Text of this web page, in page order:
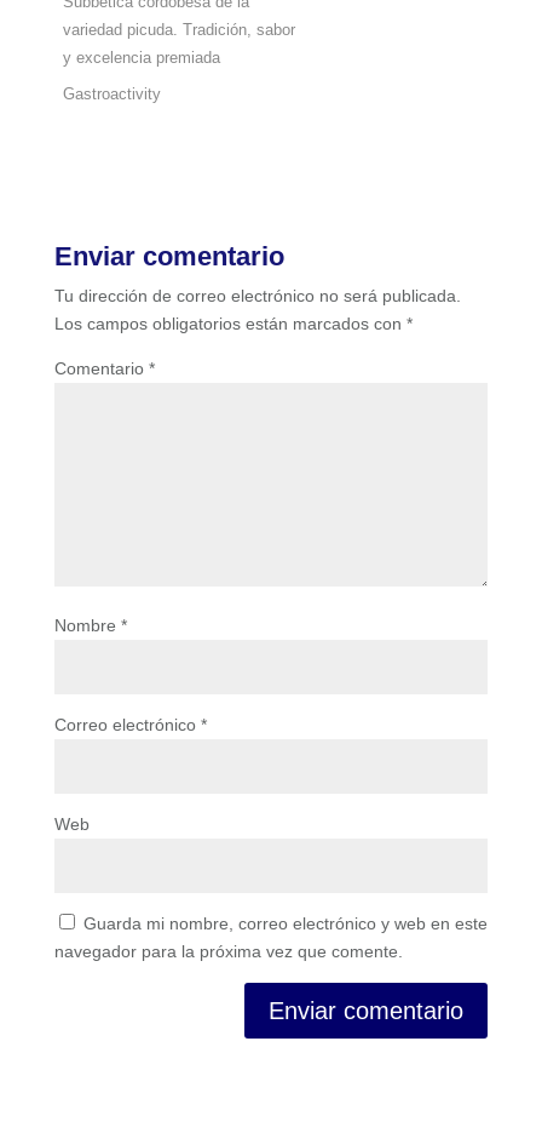
variedad picuda. Tradición, sabor
y excelencia premiada
Gastroactivity
Enviar comentario
Tu dirección de correo electrónico no será publicada.
Los campos obligatorios están marcados con *
Comentario *
Nombre *
Correo electrónico *
Web
Guarda mi nombre, correo electrónico y web en este
navegador para la próxima vez que comente.